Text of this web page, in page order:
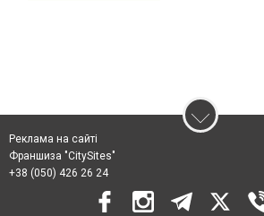
Реклама на сайті
Франшиза "CitySites"
+38 (050) 426 26 24